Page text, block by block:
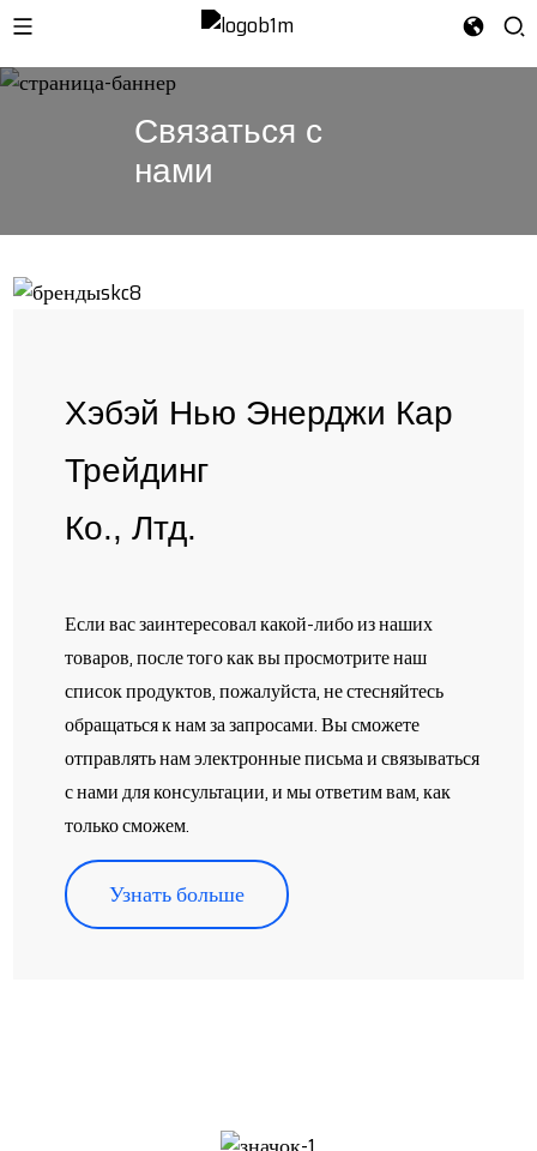
Связаться с
нами
Хэбэй Нью Энерджи Кар
Трейдинг
Ко., Лтд.
Если вас заинтересовал какой-либо из наших
товаров, после того как вы просмотрите наш
список продуктов, пожалуйста, не стесняйтесь
обращаться к нам за запросами. Вы сможете
отправлять нам электронные письма и связываться
с нами для консультации, и мы ответим вам, как
только сможем.
Узнать больше